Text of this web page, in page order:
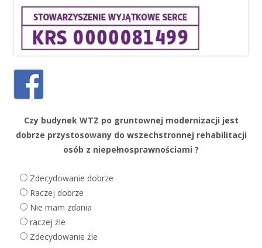
Czy budynek WTZ po gruntownej modernizacji jest
dobrze przystosowany do wszechstronnej rehabilitacji
osób z niepełnosprawnościami ?
Zdecydowanie dobrze
Raczej dobrze
Nie mam zdania
raczej źle
Zdecydowanie źle